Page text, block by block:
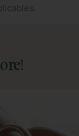
tels que des
confirmer la